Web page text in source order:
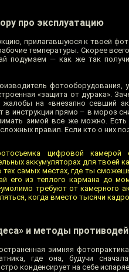
про эксплуатацию
прилагавшуюся к твоей
температуры. Скорее
подумаем — как же так
фотооборудования,
«защита от дурака».
жалобы на «внезапно севший
в инструкции прямо – в мороз
зимой все же можно.
правил. Если кто о них
цифровой
аккумуляторах для твоей
самых местах, где ты
его из теплого кармана до
требуют от камерного
когда вместо тысячи
и методы
зимняя
где она, будучи
конденсирует на себе